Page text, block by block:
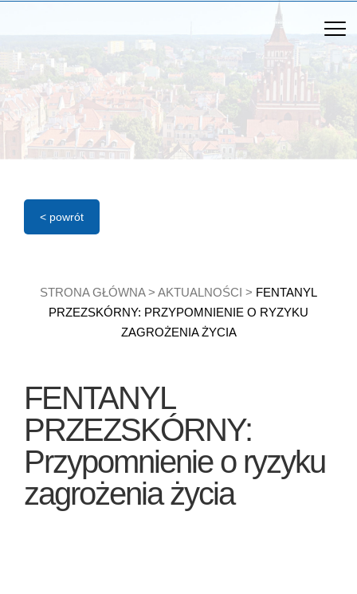
< powrót
STRONA GŁÓWNA> AKTUALNOŚCI > FENTANYL
PRZEZSKÓRNY: PRZYPOMNIENIE O RYZYKU
ZAGROŻENIA ŻYCIA
FENTANYL
PRZEZSKÓRNY:
Przypomnienie o ryzyku
zagrożenia życia